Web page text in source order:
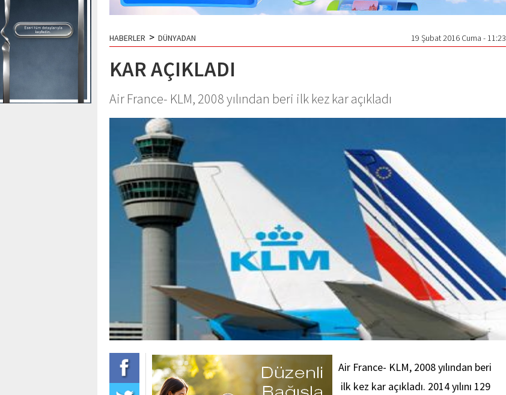
HABERLER > DÜNYADAN 19 Şubat 2016 Cuma - 11:23
KAR AÇIKLADI
Air France- KLM, 2008 yılından beri ilk kez kar açıkladı
Air France- KLM, 2008 yılından beri
ilk kez kar açıkladı. 2014 yılını 129